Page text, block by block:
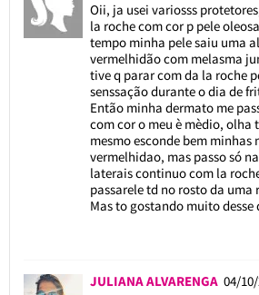
Oii, ja usei variosss
la roche com cor p pele
tempo minha pele saiu uma
vermelhidão com melasma
tive q parar com da la roche
senssação durante o dia de
Então minha dermato me
com cor o meu è mèdio, olha
mesmo esconde bem minhas
vermelhidao, mas passo só
laterais continuo com la
passarele td no rosto da uma
Mas to gostando muito desse
JULIANA ALVARENGA 04/